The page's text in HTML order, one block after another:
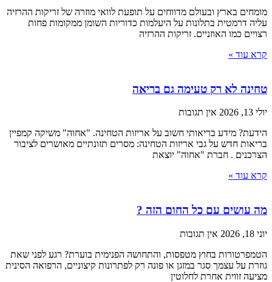
מומחים בארץ ובעולם מדווחים על תופעת לוואי מוזרה של זריקות ההרזיה
עליה דרמטית בתלונות על היעלמות כדוריות השומן ממקומות פחות
רצויים כמו האוזניים. זריקות ההרזיה
קרא עוד »
טחינה לא רק טעימה גם בריאה
יולי 13, 2026
אין תגובות
הידעת? מידע בריאותי חשוב על אריזות הטחינה. "אחוה" משיקה קמפיין
בריאות חדש על גבי אריזות הטחינה: מסרים תזונתיים מאושרים לציבור
הצרכנים . חברת "אחוה" יוצאת
קרא עוד »
מה עושים עם כל החום הזה ?
יוני 18, 2026
אין תגובות
הטמפרטורות בחוץ מטפסות, והתחושה הפנימית בוערת? רגע לפני שאת
גוזרת על עצמך סגר במזגן או פונה רק לפתרונות קיצוניים, הרפואה הסינית
מציעה זווית אחרת לחלוטין